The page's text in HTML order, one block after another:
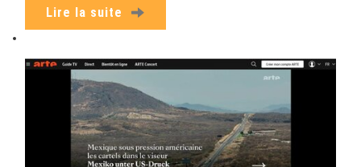
Lire la suite